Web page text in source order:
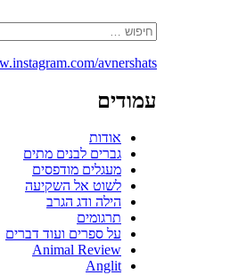
avnershats/
עמודים
אודות
גברים לבנים מתים
מעגלים מודפסים
לשוט אל השקיעה
הילה ודג הגרב
תרגומים
על ספרים ועוד דברים
Animal Review
Anglit